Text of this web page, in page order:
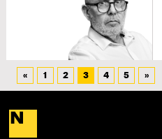
« 1 2 3 4 5 »